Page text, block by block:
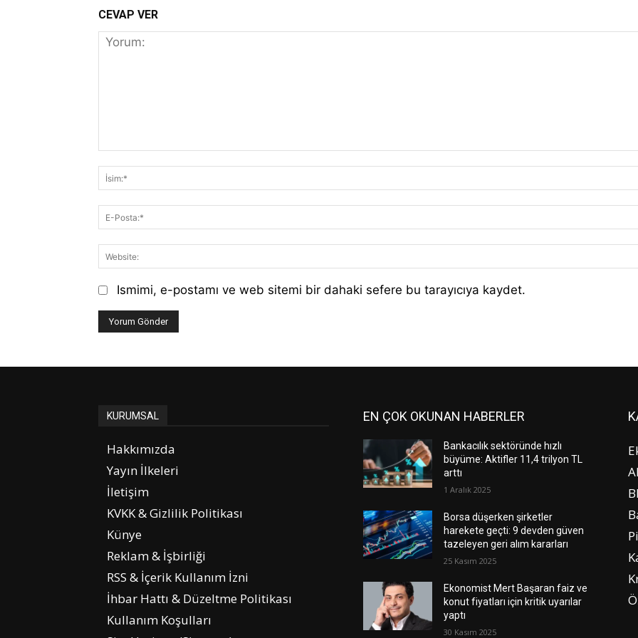
CEVAP VER
Ismimi, e-postamı ve web sitemi bir dahaki sefere bu tarayıcıya kaydet.
KURUMSAL
Hakkımızda
Yayın İlkeleri
İletişim
KVKK & Gizlilik Politikası
Künye
Reklam & İşbirliği
RSS & İçerik Kullanım İzni
İhbar Hattı & Düzeltme Politikası
Kullanım Koşulları
EN ÇOK OKUNAN HABERLER
Bankacılık sektöründe hızlı
büyüme: Aktifler 11,4 trilyon TL
arttı
1 Aralık 2025
Borsa düşerken şirketler
harekete geçti: 9 devden güven
tazeleyen geri alım kararları
25 Kasım 2025
Ekonomist Mert Başaran faiz ve
konut fiyatları için kritik uyarılar
yaptı
30 Kasım 2025